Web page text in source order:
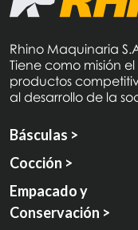
Rhino Maquinaria
Tiene como misión
productos
al desarrollo de la
Básculas >
Cocción >
Empacado y
Conservación >